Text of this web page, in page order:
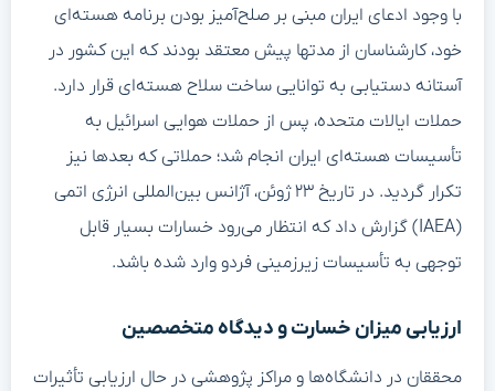
با وجود ادعای ایران مبنی بر صلح‌آمیز بودن برنامه هسته‌ای
خود، کارشناسان از مدتها پیش معتقد بودند که این کشور در
آستانه دستیابی به توانایی ساخت سلاح هسته‌ای قرار دارد.
حملات ایالات متحده، پس از حملات هوایی اسرائیل به
تأسیسات هسته‌ای ایران انجام شد؛ حملاتی که بعدها نیز
تکرار گردید. در تاریخ ۲۳ ژوئن، آژانس بین‌المللی انرژی اتمی
(IAEA) گزارش داد که انتظار می‌رود خسارات بسیار قابل
توجهی به تأسیسات زیرزمینی فردو وارد شده باشد.
ارزیابی میزان خسارت و دیدگاه متخصصین
محققان در دانشگاه‌ها و مراکز پژوهشی در حال ارزیابی تأثیرات